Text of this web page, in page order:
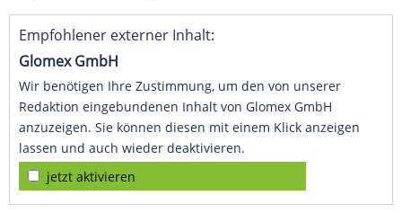
Empfohlener externer Inhalt:
Glomex GmbH
Wir benötigen Ihre Zustimmung, um den von unserer
Redaktion eingebundenen Inhalt von Glomex GmbH
anzuzeigen. Sie können diesen mit einem Klick anzeigen
lassen und auch wieder deaktivieren.
jetzt aktivieren